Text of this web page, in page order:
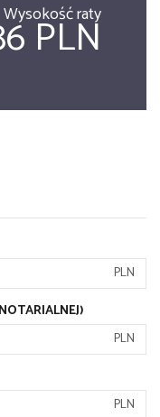
Wysokość raty
PLN
PLN
PLN
PLN